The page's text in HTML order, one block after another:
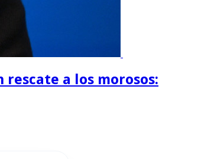
a los morosos: